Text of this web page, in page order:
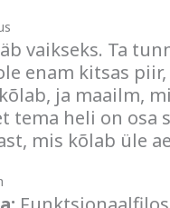
vaikseks. Ta
enam kitsas
ja maailm,
tema heli on osa
mis kõlab üle